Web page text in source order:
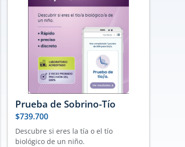
Prueba de Sobrino-Tío
$739.700
Descubre si eres la tía o el tío
biológico de un niño.